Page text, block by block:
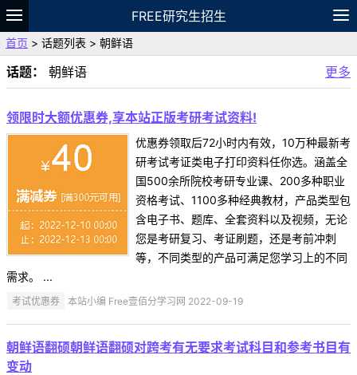
FREE研究生招生
题库
故事 专题
VIP
资料
首页 > 话题列表 > 朝鲜语
话题： 朝鲜语 更多
领限时大额优惠券,享本站正版考研考试资料!
优惠券领取后72小时内有效，10万种最新考
研考试考证类电子打印资料任你选。涵盖全
国500余所院校考研专业课、200多种职业
资格考试、1100多种经典教材，产品类型包
含电子书、题库、全套资料以及视频，无论
您是考研复习、考证刷题，还是考前冲刺
等，不同类型的产品可满足您学习上的不同
需求。 ...
考试优惠券 本站小编 Free壹佰分学习网 2022-09-19
朝鲜语翻硕朝鲜语翻硕对跨考有无要求考试科目和参考书目有
变动